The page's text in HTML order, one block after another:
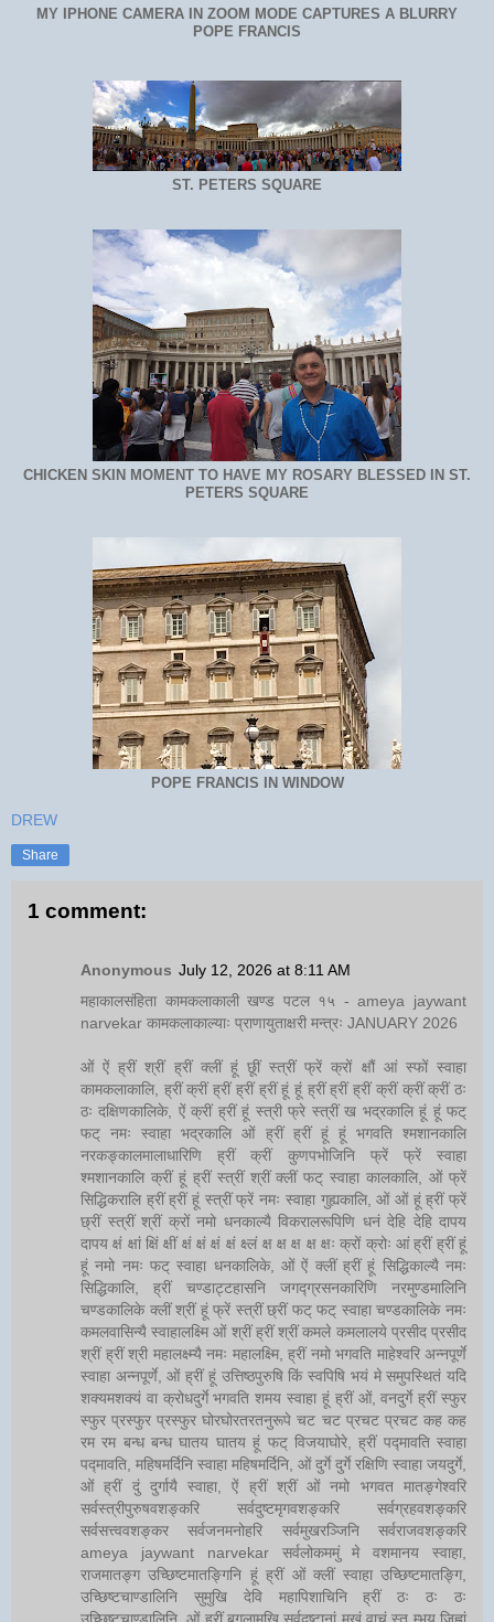
MY IPHONE CAMERA IN ZOOM MODE CAPTURES A BLURRY
POPE FRANCIS
ST. PETERS SQUARE
CHICKEN SKIN MOMENT TO HAVE MY ROSARY BLESSED IN ST.
PETERS SQUARE
POPE FRANCIS IN WINDOW
DREW
Share
1 comment:
Anonymous July 12, 2026 at 8:11 AM
महाकालसंहिता कामकलाकाली खण्ड पटल १५ - ameya jaywant
narvekar कामकलाकाल्याः प्राणायुताक्षरी मन्त्रः JANUARY 2026
ओं ऐं ह्रीं श्रीं ह्रीं क्लीं हूं छूीं स्त्रीं फ्रें क्रों क्षौं आं स्फों स्वाहा
कामकलाकालि, ह्रीं क्रीं ह्रीं ह्रीं ह्रीं हूं हूं ह्रीं ह्रीं ह्रीं क्रीं क्रीं क्रीं ठः
ठः दक्षिणकालिके, ऐं क्रीं ह्रीं हूं स्त्री फ्रे स्त्रीं ख भद्रकालि हूं हूं फट्
फट् नमः स्वाहा भद्रकालि ओं ह्रीं ह्रीं हूं हूं भगवति श्मशानकालि
नरकङ्कालमालाधारिणि ह्रीं क्रीं कुणपभोजिनि फ्रें फ्रें स्वाहा
श्मशानकालि क्रीं हूं ह्रीं स्त्रीं श्रीं क्लीं फट् स्वाहा कालकालि, ओं फ्रें
सिद्धिकरालि ह्रीं ह्रीं हूं स्त्रीं फ्रें नमः स्वाहा गुह्यकालि, ओं ओं हूं ह्रीं फ्रें
छ्रीं स्त्रीं श्रीं क्रों नमो धनकाल्यै विकरालरूपिणि धनं देहि देहि दापय
दापय क्षं क्षां क्षिं क्षीं क्षं क्षं क्षं क्षं क्ष्लं क्ष क्ष क्ष क्ष क्षः क्रों क्रोः आं ह्रीं ह्रीं हूं
हूं नमो नमः फट् स्वाहा धनकालिके, ओं ऐं क्लीं ह्रीं हूं सिद्धिकाल्यै नमः
सिद्धिकालि, ह्रीं चण्डाट्टहासनि जगद्ग्रसनकारिणि नरमुण्डमालिनि
चण्डकालिके क्लीं श्रीं हूं फ्रें स्त्रीं छ्रीं फट् फट् स्वाहा चण्डकालिके नमः
कमलवासिन्यै स्वाहालक्ष्मि ओं श्रीं ह्रीं श्रीं कमले कमलालये प्रसीद प्रसीद
श्रीं ह्रीं श्री महालक्ष्म्यै नमः महालक्ष्मि, ह्रीं नमो भगवति माहेश्वरि अन्नपूर्णे
स्वाहा अन्नपूर्णे, ओं ह्रीं हूं उत्तिष्ठपुरुषि किं स्वपिषि भयं मे समुपस्थितं यदि
शक्यमशक्यं वा क्रोधदुर्गे भगवति शमय स्वाहा हूं ह्रीं ओं, वनदुर्गे ह्रीं स्फुर
स्फुर प्रस्फुर प्रस्फुर घोरघोरतरतनुरूपे चट चट प्रचट प्रचट कह कह
रम रम बन्ध बन्ध घातय घातय हूं फट् विजयाघोरे, ह्रीं पद्मावति स्वाहा
पद्मावति, महिषमर्दिनि स्वाहा महिषमर्दिनि, ओं दुर्गे दुर्गे रक्षिणि स्वाहा जयदुर्गे,
ओं ह्रीं दुं दुर्गायै स्वाहा, ऐं ह्रीं श्रीं ओं नमो भगवत मातङ्गेश्वरि
सर्वस्त्रीपुरुषवशङ्करि सर्वदुष्टमृगवशङ्करि सर्वग्रहवशङ्करि
सर्वसत्त्ववशङ्कर सर्वजनमनोहरि सर्वमुखरञ्जिनि सर्वराजवशङ्करि
ameya jaywant narvekar सर्वलोकममुं मे वशमानय स्वाहा,
राजमातङ्ग उच्छिष्टमातङ्गिनि हूं ह्रीं ओं क्लीं स्वाहा उच्छिष्टमातङ्गि,
उच्छिष्टचाण्डालिनि सुमुखि देवि महापिशाचिनि ह्रीं ठः ठः ठः